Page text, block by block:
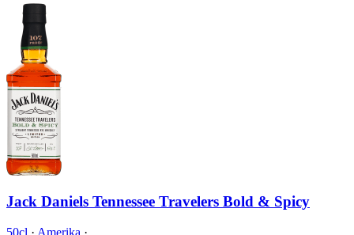
Jack Daniels Tennessee Travelers Bold & Spicy
50cl · Amerika ·